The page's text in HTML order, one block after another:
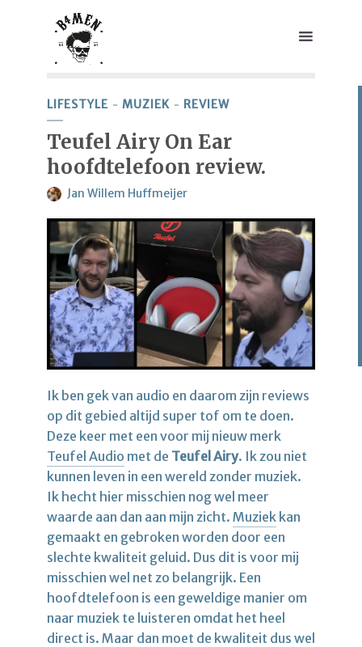
LIFESTYLE MUZIEK REVIEW
Teufel Airy On Ear
hoofdtelefoon review.
Jan Willem Huffmeijer
Ik ben gek van audio en daarom zijn reviews
op dit gebied altijd super tof om te doen.
Deze keer met een voor mij nieuw merk
Teufel Audio met de Teufel Airy. Ik zou niet
kunnen leven in een wereld zonder muziek.
Ik hecht hier misschien nog wel meer
waarde aan dan aan mijn zicht. Muziek kan
gemaakt en gebroken worden door een
slechte kwaliteit geluid. Dus dit is voor mij
misschien wel net zo belangrijk. Een
hoofdtelefoon is een geweldige manier om
naar muziek te luisteren omdat het heel
direct is. Maar dan moet de kwaliteit dus wel